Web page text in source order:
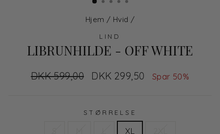
Hjem / Hvid /
LIND
LIBRUNHILDE - OFF WHITE
Normal
DKK 599,00
Udsalgs
DKK 299,50 Spar 50%
STØRRELSE
XL